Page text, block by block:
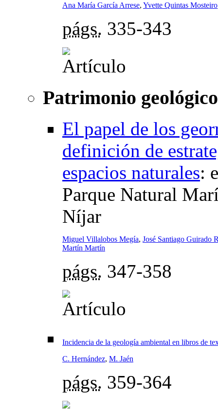
Ana María García Arrese, Yvette Quintas Mosteiro
págs. 335-343
Patrimonio
El papel de los
definición de
espacios naturales:
Parque Natural
Níjar
Miguel Villalobos Megía, José Santiago Guirado
Martín Martín
págs. 347-358
Incidencia de la geología ambiental en libros de
C. Hernández, M. Jaén
págs. 359-364